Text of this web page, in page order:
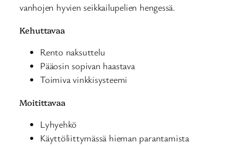
vanhojen hyvien seikkailupelien hengessä.
Kehuttavaa
Rento naksuttelu
Pääosin sopivan haastava
Toimiva vinkkisysteemi
Moitittavaa
Lyhyehkö
Käyttöliittymässä hieman parantamista